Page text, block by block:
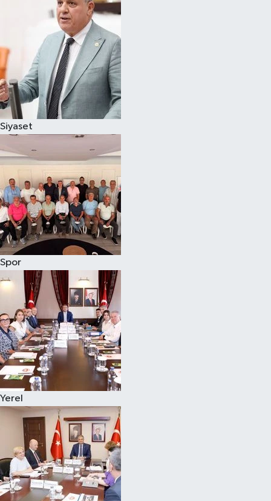
Siyaset
Spor
Yerel
Magazin
Özel
Resmi İlanlar
Sağlık
Spor
Yaşam
Yerel Yönetimler
Yurttan